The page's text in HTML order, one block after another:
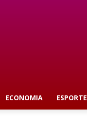
ECONOMIA ESPORTE